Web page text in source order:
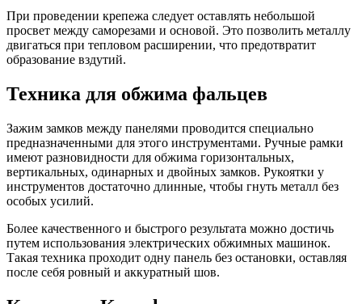
При проведении крепежа следует оставлять небольшой
просвет между саморезами и основой. Это позволить металлу
двигаться при тепловом расширении, что предотвратит
образование вздутий.
Техника для обжима фальцев
Зажим замков между панелями проводится специально
предназначенными для этого инструментами. Ручные рамки
имеют разновидности для обжима горизонтальных,
вертикальных, одинарных и двойных замков. Рукоятки у
инструментов достаточно длинные, чтобы гнуть металл без
особых усилий.
Более качественного и быстрого результата можно достичь
путем использования электрических обжимных машинок.
Такая техника проходит одну панель без остановки, оставляя
после себя ровный и аккуратный шов.